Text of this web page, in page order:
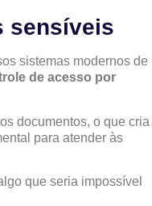
sensíveis
sistemas modernos de
de acesso por
documentos, o que cria
para atender às
que seria impossível